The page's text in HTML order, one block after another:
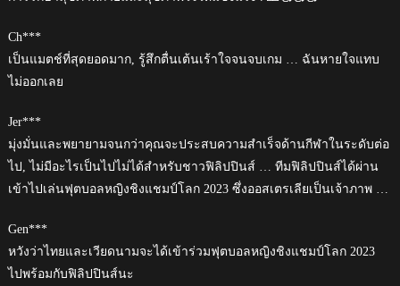
Ch***
เป็นแมตช์ที่สุดยอดมาก, รู้สึกตื่นเต้นเร้าใจจนจบเกม … ฉันหายใจแทบ
ไม่ออกเลย
Jer***
มุ่งมั่นและพยายามจนกว่าคุณจะประสบความสำเร็จด้านกีฬาในระดับต่อ
ไป, ไม่มีอะไรเป็นไปไม่ได้สำหรับชาวฟิลิปปินส์ … ทีมฟิลิปปินส์ได้ผ่าน
เข้าไปเล่นฟุตบอลหญิงชิงแชมป์โลก 2023 ซึ่งออสเตรเลียเป็นเจ้าภาพ …
Gen***
หวังว่าไทยและเวียดนามจะได้เข้าร่วมฟุตบอลหญิงชิงแชมป์โลก 2023
ไปพร้อมกับฟิลิปปินส์นะ